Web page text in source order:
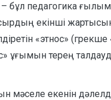
– бұл педагогика
екінші
«этнос» (грекше
ұғымын терең
мәселе екенін